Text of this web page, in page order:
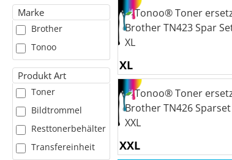
Marke
Brother
Tonoo
Produkt Art
Toner
Bildtrommel
Resttonerbehälter
Transfereinheit
XL
XXL